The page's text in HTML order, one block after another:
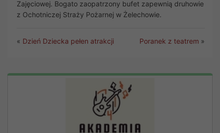
Zajęciowej. Bogato zaopatrzony bufet zapewnią druhowie
z Ochotniczej Straży Pożarnej w Żelechowie.
« Dzień Dziecka pełen atrakcji Poranek z teatrem »